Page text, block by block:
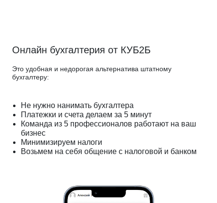
Онлайн бухгалтерия от КУБ2Б
Это удобная и недорогая альтернатива штатному
бухгалтеру:
Не нужно нанимать бухгалтера
Платежки и счета делаем за 5 минут
Команда из 5 профессионалов работают на ваш
бизнес
Минимизируем налоги
Возьмем на себя общение с налоговой и банком